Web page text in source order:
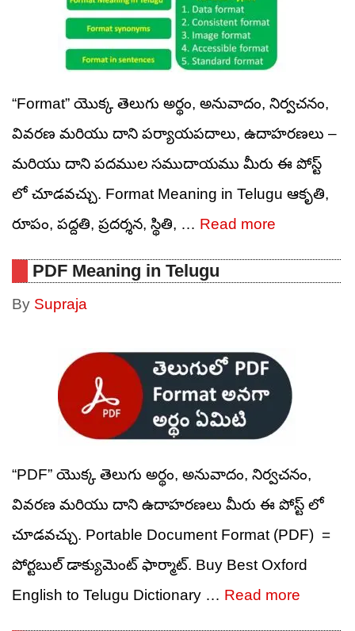
“Format” యొక్క తెలుగు అర్థం, అనువాదం, నిర్వచనం,
వివరణ మరియు దాని పర్యాయపదాలు, ఉదాహరణలు –
మరియు దాని పదముల సముదాయము మీరు ఈ పోస్ట్
లో చూడవచ్చు. Format Meaning in Telugu ఆకృతి,
రూపం, పద్దతి, ప్రదర్శన, స్థితి, … Read more
PDF Meaning in Telugu
By Supraja
“PDF” యొక్క తెలుగు అర్థం, అనువాదం, నిర్వచనం,
వివరణ మరియు దాని ఉదాహరణలు మీరు ఈ పోస్ట్ లో
చూడవచ్చు. Portable Document Format (PDF) =
పోర్టబుల్ డాక్యుమెంట్ ఫార్మాట్. Buy Best Oxford
English to Telugu Dictionary … Read more